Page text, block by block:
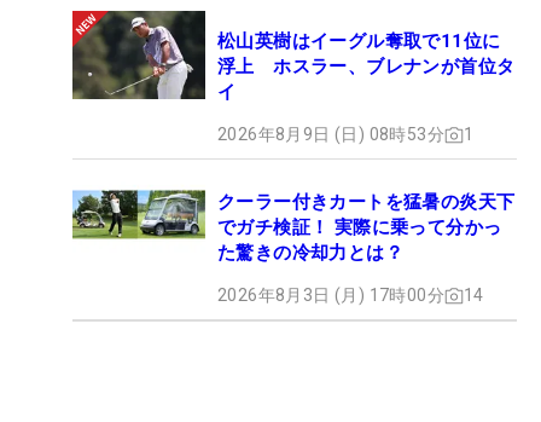
松山英樹はイーグル奪取で11位に
浮上 ホスラー、ブレナンが首位タ
イ
2026年8月9日 (日) 08時53分 1
クーラー付きカートを猛暑の炎天下
でガチ検証！ 実際に乗って分かっ
た驚きの冷却力とは？
2026年8月3日 (月) 17時00分 14